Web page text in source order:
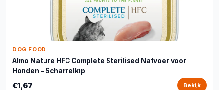
DOG FOOD
Almo Nature HFC Complete Sterilised Natvoer voor
Honden - Scharrelkip
€1,67 Bekijk